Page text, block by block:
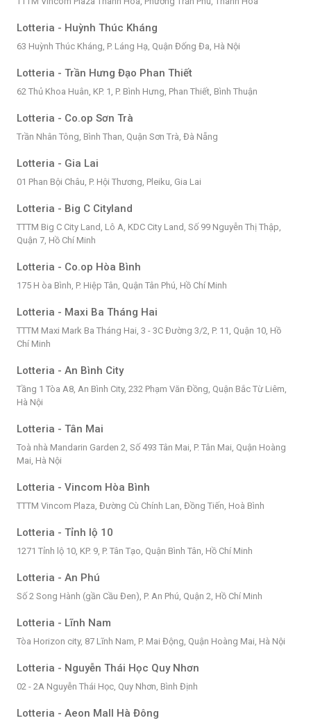
Lotteria - Huỳnh Thúc Kháng
63 Huỳnh Thúc Kháng, P. Láng Hạ, Quận Đống Đa, Hà Nội
Lotteria - Trần Hưng Đạo Phan Thiết
62 Thủ Khoa Huân, KP. 1, P. Bình Hưng, Phan Thiết, Bình Thuận
Lotteria - Co.op Sơn Trà
Trần Nhân Tông, Bình Than, Quận Sơn Trà, Đà Nẵng
Lotteria - Gia Lai
01 Phan Bội Châu, P. Hội Thương, Pleiku, Gia Lai
Lotteria - Big C Cityland
TTTM Big C City Land, Lô A, KDC City Land, Số 99 Nguyễn Thị Thập,
Quận 7, Hồ Chí Minh
Lotteria - Co.op Hòa Bình
175 H òa Bình, P. Hiệp Tân, Quận Tân Phú, Hồ Chí Minh
Lotteria - Maxi Ba Tháng Hai
TTTM Maxi Mark Ba Tháng Hai, 3 - 3C Đường 3/2, P. 11, Quận 10, Hồ
Chí Minh
Lotteria - An Bình City
Tầng 1 Tòa A8, An Bình City, 232 Phạm Văn Đồng, Quận Bắc Từ Liêm,
Hà Nội
Lotteria - Tân Mai
Toà nhà Mandarin Garden 2, Số 493 Tân Mai, P. Tân Mai, Quận Hoàng
Mai, Hà Nội
Lotteria - Vincom Hòa Bình
TTTM Vincom Plaza, Đường Cù Chính Lan, Đồng Tiến, Hoà Bình
Lotteria - Tỉnh lộ 10
1271 Tỉnh lộ 10, KP. 9, P. Tân Tạo, Quận Bình Tân, Hồ Chí Minh
Lotteria - An Phú
Số 2 Song Hành (gần Cầu Đen), P. An Phú, Quận 2, Hồ Chí Minh
Lotteria - Lĩnh Nam
Tòa Horizon city, 87 Lĩnh Nam, P. Mai Động, Quận Hoàng Mai, Hà Nội
Lotteria - Nguyễn Thái Học Quy Nhơn
02 - 2A Nguyễn Thái Học, Quy Nhơn, Bình Định
Lotteria - Aeon Mall Hà Đông